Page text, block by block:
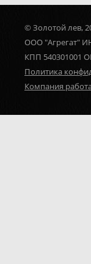
© Золотой лев,
ООО "Агрегат"
КПП 540301001
Политика
Компания